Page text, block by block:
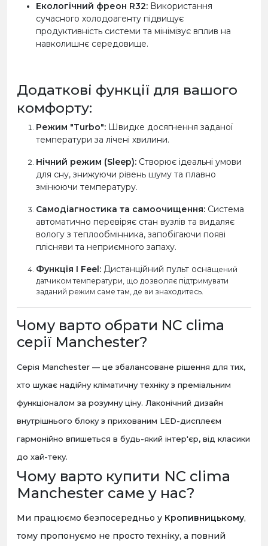
Екологічний фреон R32: Використання
сучасного холодоагенту підвищує
продуктивність системи та мінімізує вплив на
навколишнє середовище.
Додаткові функції для вашого
комфорту:
Режим "Turbo": Швидке досягнення заданої
температури за лічені хвилини.
Нічний режим (Sleep): Створює ідеальні умови
для сну, знижуючи рівень шуму та плавно
змінюючи температуру.
Самодіагностика та самоочищення: Система
автоматично перевіряє стан вузлів та видаляє
вологу з теплообмінника, запобігаючи появі
плісняви та неприємного запаху.
Функція I Feel: Дистанційний пульт оснащений
датчиком температури, що дозволяє підтримувати
заданий режим саме там, де ви знаходитесь.
Чому варто обрати NC clima
серії Manchester?
Серія Manchester — це збалансоване рішення для тих,
хто шукає надійну кліматичну техніку з преміальним
функціоналом за розумну ціну. Лаконічний дизайн
внутрішнього блоку з прихованим LED-дисплеєм
гармонійно впишеться в будь-який інтер'єр, від класики
до хай-теку.
Чому варто купити NC clima
Manchester саме у нас?
Ми працюємо безпосередньо у Кропивницькому,
тому пропонуємо не просто техніку, а повний